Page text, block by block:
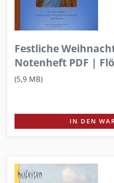
Festliche
Notenheft PDF |
(5,9 MB)
IN DEN